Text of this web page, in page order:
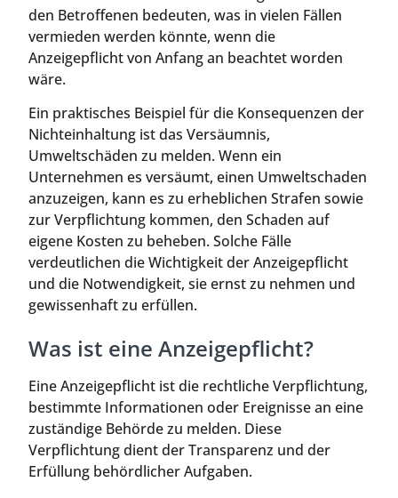
den Betroffenen bedeuten, was in vielen Fällen
vermieden werden könnte, wenn die
Anzeigepflicht von Anfang an beachtet worden
wäre.
Ein praktisches Beispiel für die Konsequenzen der
Nichteinhaltung ist das Versäumnis,
Umweltschäden zu melden. Wenn ein
Unternehmen es versäumt, einen Umweltschaden
anzuzeigen, kann es zu erheblichen Strafen sowie
zur Verpflichtung kommen, den Schaden auf
eigene Kosten zu beheben. Solche Fälle
verdeutlichen die Wichtigkeit der Anzeigepflicht
und die Notwendigkeit, sie ernst zu nehmen und
gewissenhaft zu erfüllen.
Was ist eine Anzeigepflicht?
Eine Anzeigepflicht ist die rechtliche Verpflichtung,
bestimmte Informationen oder Ereignisse an eine
zuständige Behörde zu melden. Diese
Verpflichtung dient der Transparenz und der
Erfüllung behördlicher Aufgaben.